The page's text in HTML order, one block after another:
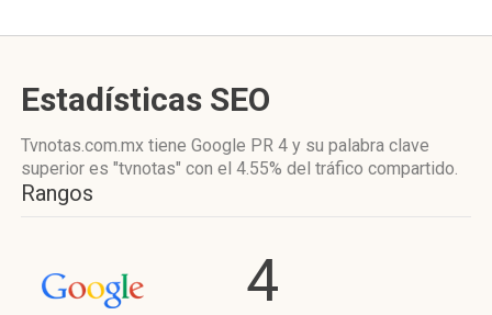
Estadísticas SEO
Tvnotas.com.mx tiene Google PR 4 y su palabra clave
superior es "tvnotas" con el 4.55% del tráfico compartido.
Rangos
4